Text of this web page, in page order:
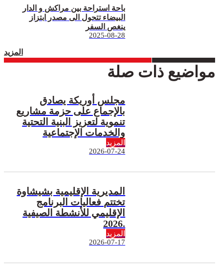
باحة استراحة بين مراكش و الدار
البيضاء تتحول الى مصدر ابتزاز
ينغص السفر
2025-08-28
المزيد
مواضيع ذات صلة
مجلس أوريكة يصادق
بالإجماع على حزمة مشاريع
تنموية لتعزيز البنية التحتية
والخدمات الإجتماعية
المزيد
2026-07-24
المديرية الإقليمية بشيشاوة
تختتم فعاليات البرنامج
الإقليمي للأنشطة الصيفية
2026.
المزيد
2026-07-17